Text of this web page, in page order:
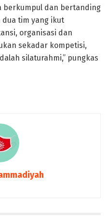
berkumpul dan bertanding
dua tim yang ikut
organisasi dan
sekadar kompetisi,
silaturahmi,” pungkas